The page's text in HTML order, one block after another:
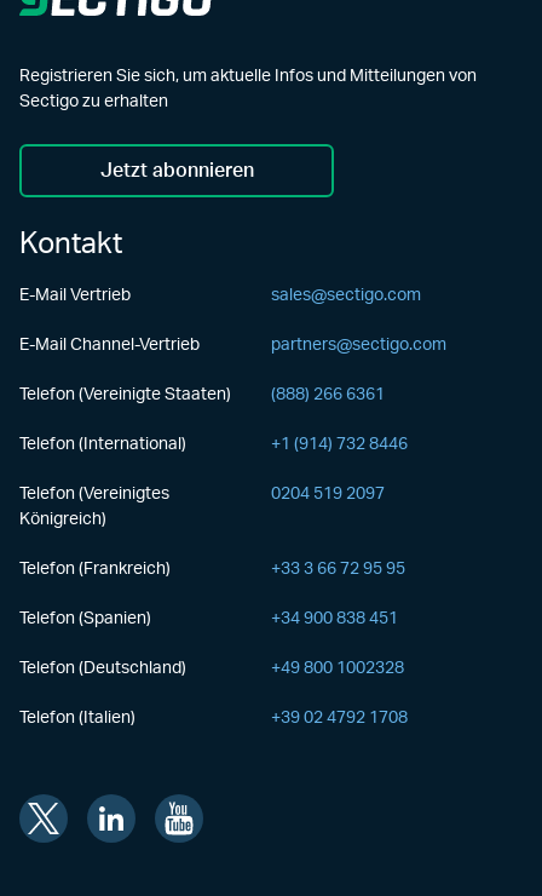
Registrieren Sie sich, um aktuelle Infos und Mitteilungen von
Sectigo zu erhalten
Jetzt abonnieren
Kontakt
E-Mail Vertrieb sales@sectigo.com
E-Mail Channel-Vertrieb partners@sectigo.com
Telefon (Vereinigte Staaten) (888) 266 6361
Telefon (International) +1 (914) 732 8446
Telefon (Vereinigtes
Königreich)
0204 519 2097
Telefon (Frankreich) +33 3 66 72 95 95
Telefon (Spanien) +34 900 838 451
Telefon (Deutschland) +49 800 1002328
Telefon (Italien) +39 02 4792 1708